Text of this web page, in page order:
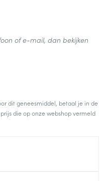
dit geneesmiddel, betaal je in de
die op onze webshop vermeld
of e-mail, dan bekijken